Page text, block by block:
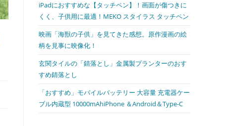
iPadにおすすめな【タッチペン】！画面が傷つきに
くく、子供用に最適！MEKO スタイラス タッチペン
映画「海獣の子供」を見てきた感想。原作漫画の絵
柄を見事に映像化！
玄関タイルの「錆落とし」金属製プランターのおす
すめ錆落とし
「おすすめ」モバイルバッテリー 大容量 充電器ケー
ブル内蔵型 10000mAhiPhone ＆Android＆Type-C